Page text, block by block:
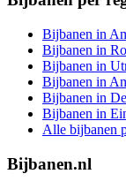
Bijbanen in
Bijbanen in
Bijbanen in
Bijbanen in
Bijbanen in
Bijbanen in
Alle bijbanen
Bijbanen.nl